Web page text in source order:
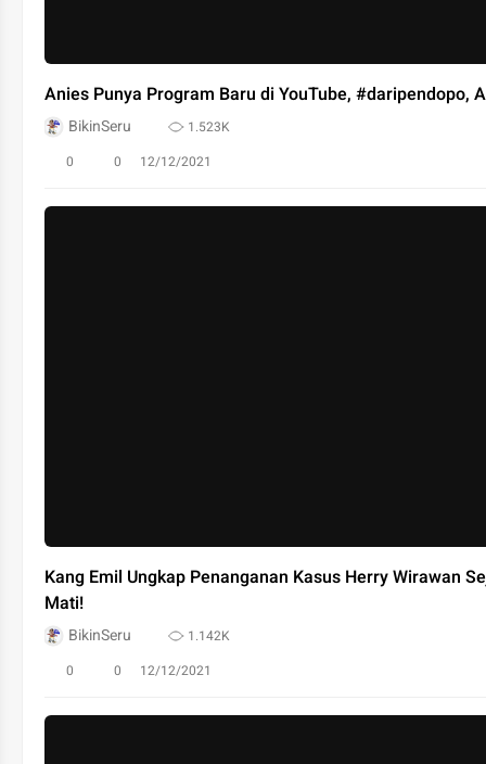
Anies Punya Program Baru di YouTube, #daripendopo,
BikinSeru
1.523K
0
0 12/12/2021
Kang Emil Ungkap Penanganan Kasus Herry Wirawan
Mati!
BikinSeru
1.142K
0
0 12/12/2021